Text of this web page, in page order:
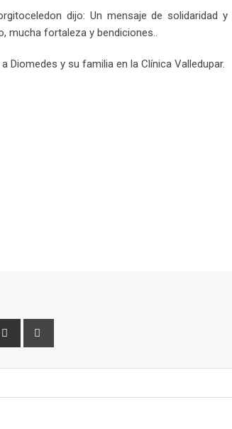
dijo: Un mensaje de solidaridad
mucha fortaleza y bendiciones..
Diomedes y su familia en la Clínica Valledupar.
Share